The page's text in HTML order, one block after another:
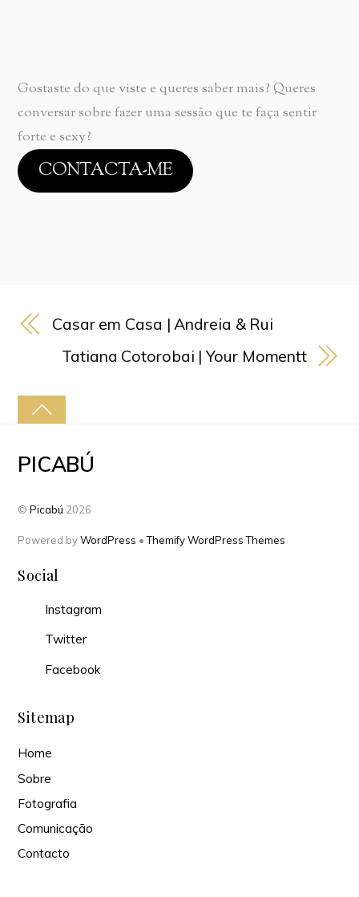
Gostaste do que viste e queres saber mais? Queres
conversar sobre fazer uma sessão que te faça sentir
forte e sexy?
CONTACTA-ME
Casar em Casa | Andreia & Rui
Tatiana Cotorobai | Your Momentt
PICABÚ
©Picabú 2026
Powered byWordPress •Themify WordPress Themes
Social
Instagram
Twitter
Facebook
Sitemap
Home
Sobre
Fotografia
Comunicação
Contacto